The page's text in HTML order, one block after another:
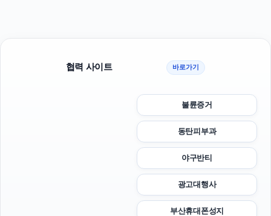
협력 사이트 바로가기
불륜증거
동탄피부과
야구반티
광고대행사
부산휴대폰성지